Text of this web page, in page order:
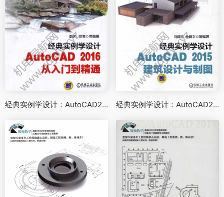
经典实例学设计：AutoCAD2016从入门到精通 经典实例学设计：AutoCAD2015建筑设计与制图